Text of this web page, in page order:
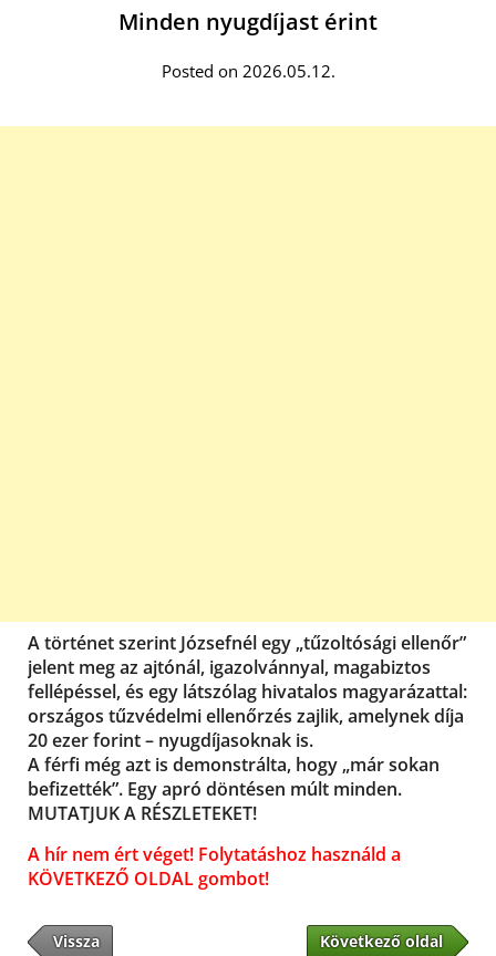
Minden nyugdíjast érint
Posted on 2026.05.12.
A történet szerint Józsefnél egy „tűzoltósági ellenőr”
jelent meg az ajtónál, igazolvánnyal, magabiztos
fellépéssel, és egy látszólag hivatalos magyarázattal:
országos tűzvédelmi ellenőrzés zajlik, amelynek díja
20 ezer forint – nyugdíjasoknak is.
A férfi még azt is demonstrálta, hogy „már sokan
befizették”. Egy apró döntésen múlt minden.
MUTATJUK A RÉSZLETEKET!
A hír nem ért véget! Folytatáshoz használd a
KÖVETKEZŐ OLDAL gombot!
Vissza Következő oldal